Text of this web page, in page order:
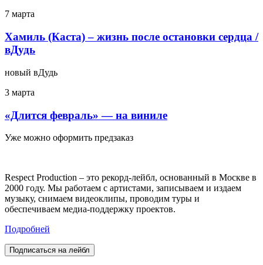
7 марта
Хамиль (Каста) – жизнь после остановки сердца /
вДудь
новый вДудь
3 марта
«Длится февраль» — на виниле
Уже можно оформить предзаказ
Respect Production – это рекорд-лейбл, основанный в Москве в
2000 году. Мы работаем с артистами, записываем и издаем
музыку, снимаем видеоклипы, проводим туры и
обеспечиваем медиа-поддержку проектов.
Подробней
Подписаться на лейбл